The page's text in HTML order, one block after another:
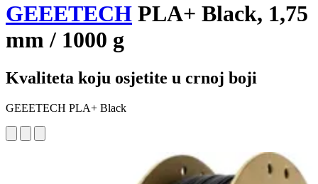
GEEETECH PLA+ Black, 1,75
mm / 1000 g
Kvaliteta koju osjetite u crnoj boji
GEEETECH PLA+ Black